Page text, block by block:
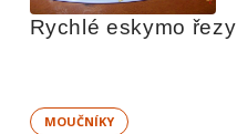
Rychlé eskymo řezy
MOUČNÍKY